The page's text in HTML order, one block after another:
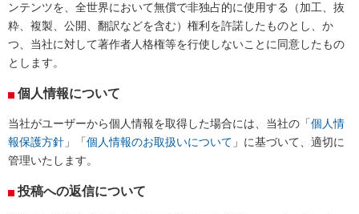
ンテンツを、全世界において無償で非独占的に使用する（加工、抜
粋、複製、公開、翻訳などを含む）権利を許諾したものとし、か
つ、当社に対して著作者人格権等を行使しないことに同意したもの
とします。
個人情報について
当社がユーザーから個人情報を取得した場合には、当社の「個人情
報保護方針 」「個人情報のお取扱いについて 」に基づいて、適切に
管理いたします。
投稿への返信について